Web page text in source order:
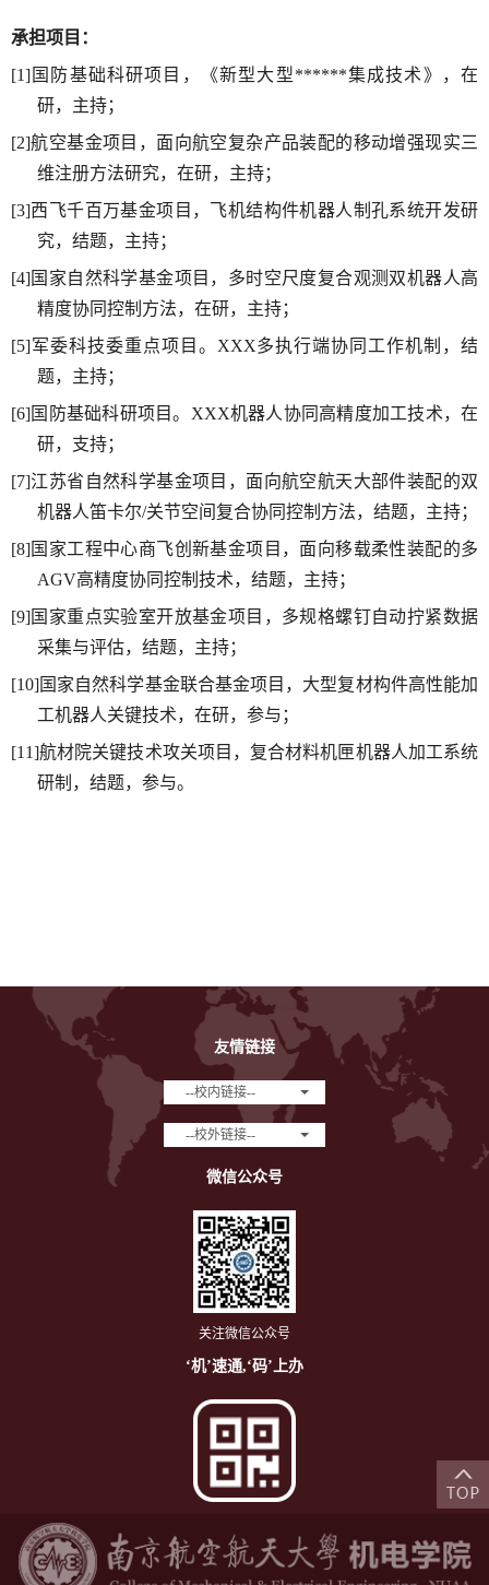
承担项目：
[1]国防基础科研项目，《新型大型******集成技术》，在
研，主持；
[2]航空基金项目，面向航空复杂产品装配的移动增强现实三
维注册方法研究，在研，主持；
[3]西飞千百万基金项目，飞机结构件机器人制孔系统开发研
究，结题，主持；
[4]国家自然科学基金项目，多时空尺度复合观测双机器人高
精度协同控制方法，在研，主持；
[5]军委科技委重点项目。XXX多执行端协同工作机制，结
题，主持；
[6]国防基础科研项目。XXX机器人协同高精度加工技术，在
研，支持；
[7]江苏省自然科学基金项目，面向航空航天大部件装配的双
机器人笛卡尔/关节空间复合协同控制方法，结题，主持；
[8]国家工程中心商飞创新基金项目，面向移载柔性装配的多
AGV高精度协同控制技术，结题，主持；
[9]国家重点实验室开放基金项目，多规格螺钉自动拧紧数据
采集与评估，结题，主持；
[10]国家自然科学基金联合基金项目，大型复材构件高性能加
工机器人关键技术，在研，参与；
[11]航材院关键技术攻关项目，复合材料机匣机器人加工系统
研制，结题，参与。
友情链接
--校内链接--
--校外链接--
微信公众号
关注微信公众号
‘机’速通,‘码’上办